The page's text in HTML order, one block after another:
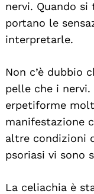
nervi. Quando
portano le
interpretarle.
Non c’è dubbio
pelle che i
erpetiforme
manifestazione
altre condizioni
psoriasi vi sono
La celiachia è